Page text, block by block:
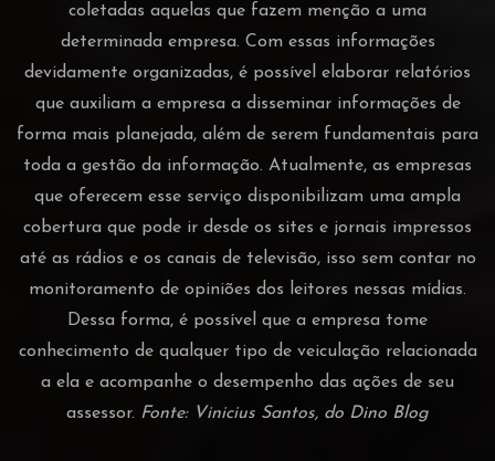
coletadas aquelas que fazem menção a uma
determinada empresa. Com essas informações
devidamente organizadas, é possível elaborar relatórios
que auxiliam a empresa a disseminar informações de
forma mais planejada, além de serem fundamentais para
toda a gestão da informação. Atualmente, as empresas
que oferecem esse serviço disponibilizam uma ampla
cobertura que pode ir desde os sites e jornais impressos
até as rádios e os canais de televisão, isso sem contar no
monitoramento de opiniões dos leitores nessas mídias.
Dessa forma, é possível que a empresa tome
conhecimento de qualquer tipo de veiculação relacionada
a ela e acompanhe o desempenho das ações de seu
assessor. Fonte: Vinicius Santos, do Dino Blog